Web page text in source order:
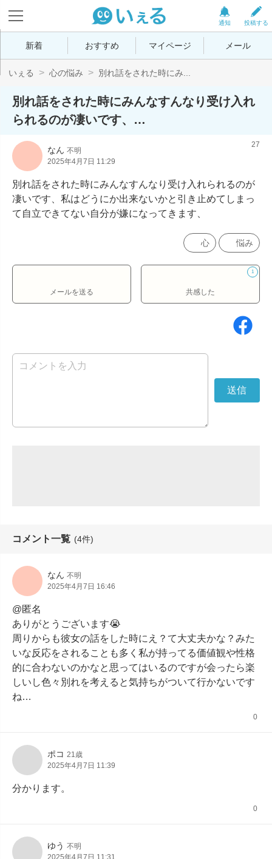
投稿する
通知
新着 おすすめ マイページ メール
いぇる 心の悩み 別れ話をされた時にみ...
別れ話をされた時にみんなすんなり受け入れ
られるのが凄いです、…
なん 不明
2025年4月7日 11:29
27
別れ話をされた時にみんなすんなり受け入れられるのが
凄いです、私はどうにか出来ないかと引き止めてしまっ
て自立できてない自分が嫌になってきます、
心 悩み
メールを送る
1
共感した
コメント一覧 (4件)
なん 不明
2025年4月7日 16:46
@匿名
ありがとうございます😭
周りからも彼女の話をした時にえ？て大丈夫かな？みた
いな反応をされることも多く私が持ってる価値観や性格
的に合わないのかなと思ってはいるのですが会ったら楽
しいし色々別れを考えると気持ちがついて行かないです
ね…
0
ポコ 21歳
2025年4月7日 11:39
分かります。
0
ゆう 不明
2025年4月7日 11:31